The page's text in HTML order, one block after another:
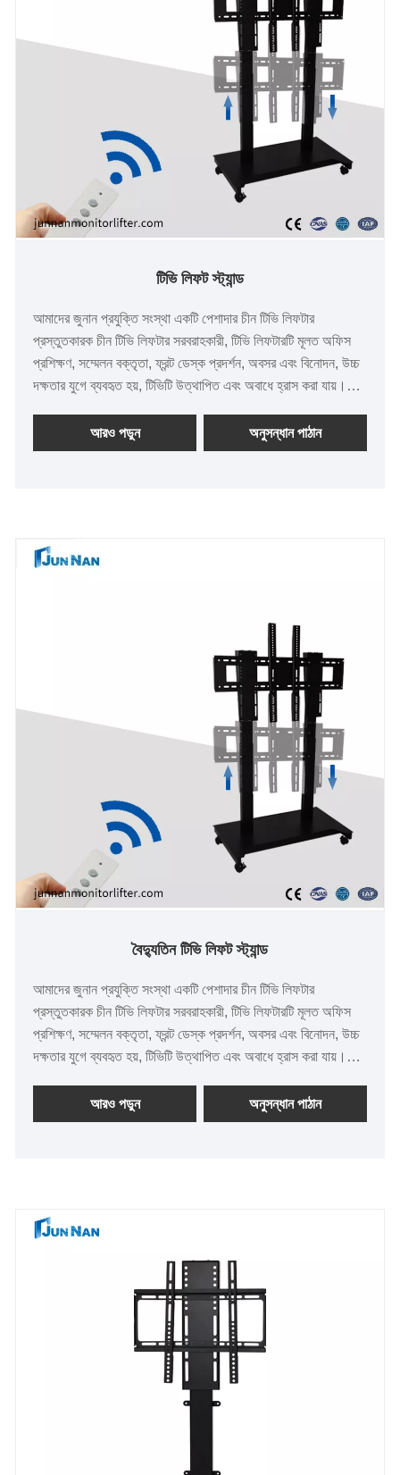
টিভি লিফট স্ট্যান্ড
আমাদের জুনান প্রযুক্তি সংস্থা একটি পেশাদার চীন টিভি লিফটার
প্রস্তুতকারক চীন টিভি লিফটার সরবরাহকারী, টিভি লিফটারটি মূলত অফিস
প্রশিক্ষণ, সম্মেলন বক্তৃতা, ফ্রন্ট ডেস্ক প্রদর্শন, অবসর এবং বিনোদন, উচ্চ
দক্ষতার যুগে ব্যবহৃত হয়, টিভিটি উত্থাপিত এবং অবাধে হ্রাস করা যায়।
অভিযোজনযোগ্যতা রয়েছে, দীর্ঘ সময়ের বুট কাজ সমর্থন করে, কঠোর কাজের
পরিবেশে একটি স্থিতিশীল এবং অবিচ্ছিন্ন অপারেশন নিশ্চিত করতে পারে।
আরও পড়ুন অনুসন্ধান পাঠান
বৈদ্যুতিন টিভি লিফট স্ট্যান্ড
আমাদের জুনান প্রযুক্তি সংস্থা একটি পেশাদার চীন টিভি লিফটার
প্রস্তুতকারক চীন টিভি লিফটার সরবরাহকারী, টিভি লিফটারটি মূলত অফিস
প্রশিক্ষণ, সম্মেলন বক্তৃতা, ফ্রন্ট ডেস্ক প্রদর্শন, অবসর এবং বিনোদন, উচ্চ
দক্ষতার যুগে ব্যবহৃত হয়, টিভিটি উত্থাপিত এবং অবাধে হ্রাস করা যায়।
অভিযোজনযোগ্যতা রয়েছে, দীর্ঘ সময়ের বুট কাজ সমর্থন করে, কঠোর কাজের
পরিবেশে একটি স্থিতিশীল এবং অবিচ্ছিন্ন অপারেশন নিশ্চিত করতে পারে।
আরও পড়ুন অনুসন্ধান পাঠান